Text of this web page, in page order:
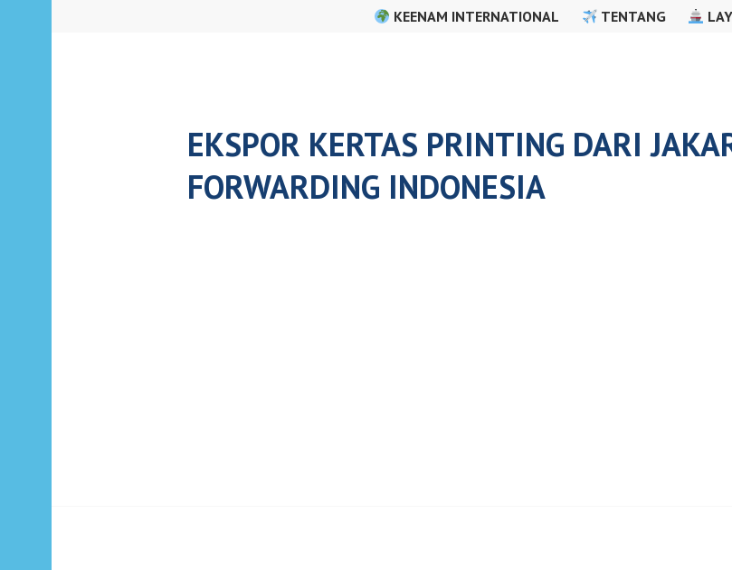
KEENAM INTERNATIONAL TENTANG
EKSPOR KERTAS PRINTING DARI
FORWARDING INDONESIA